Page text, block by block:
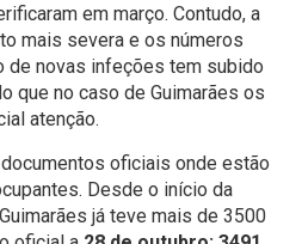
em março. Contudo, a
mais severa e os números
de novas infeções tem subido
que no caso de Guimarães os
atenção.
oficiais onde estão
Desde o início da
já teve mais de 3500